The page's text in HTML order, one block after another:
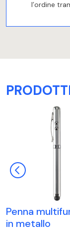
l’ordine
Penna
in metallo